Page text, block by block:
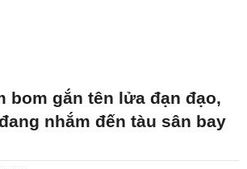
bom gắn tên lửa đạn đạo,
nhắm đến tàu sân bay